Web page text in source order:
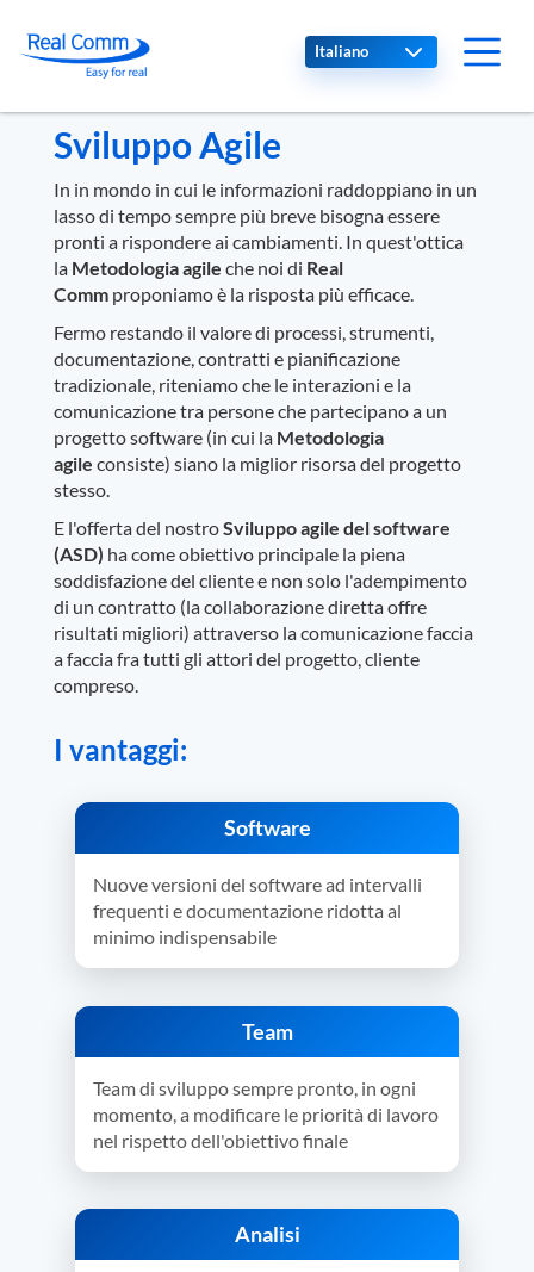
Select your language
Sviluppo Agile
In in mondo in cui le informazioni raddoppiano in un
lasso di tempo sempre più breve bisogna essere
pronti a rispondere ai cambiamenti. In quest'ottica
laMetodologia agile che noi di Real
Commproponiamo è la risposta più efficace.
Fermo restando il valore di processi, strumenti,
documentazione, contratti e pianificazione
tradizionale, riteniamo che le interazioni e la
comunicazione tra persone che partecipano a un
progetto software (in cui la Metodologia
agile consiste) siano la miglior risorsa del progetto
stesso.
E l'offerta del nostroSviluppo agile del software
(ASD) ha come obiettivo principale la piena
soddisfazione del cliente e non solo l'adempimento
di un contratto (la collaborazione diretta offre
risultati migliori) attraverso la comunicazione faccia
a faccia fra tutti gli attori del progetto, cliente
compreso.
I vantaggi:
Software
Nuove versioni del software ad intervalli
frequenti e documentazione ridotta al
minimo indispensabile
Team
Team di sviluppo sempre pronto, in ogni
momento, a modificare le priorità di lavoro
nel rispetto dell'obiettivo finale
Analisi